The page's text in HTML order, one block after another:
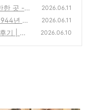
즐긴 1
한 곳 -
2026.06.11
년 양
페
2026.06.11
기 | 오
2026.06.10